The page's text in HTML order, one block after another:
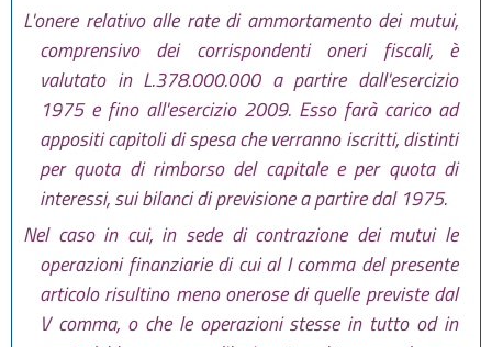
L'onere relativo alle rate di ammortamento dei mutui,
comprensivo dei corrispondenti oneri fiscali, è
valutato in L.378.000.000 a partire dall'esercizio
1975 e fino all'esercizio 2009. Esso farà carico ad
appositi capitoli di spesa che verranno iscritti, distinti
per quota di rimborso del capitale e per quota di
interessi, sui bilanci di previsione a partire dal 1975.
Nel caso in cui, in sede di contrazione dei mutui le
operazioni finanziarie di cui al I comma del presente
articolo risultino meno onerose di quelle previste dal
V comma, o che le operazioni stesse in tutto od in